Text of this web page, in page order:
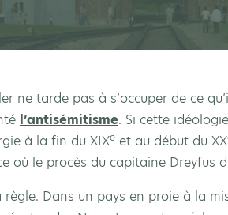
ne tarde pas à s’occuper de ce
l’antisémitisme. Si cette
à la fin du XIXe et au début du XX
où le procès du capitaine Dreyfus
Dans un pays en proie à la